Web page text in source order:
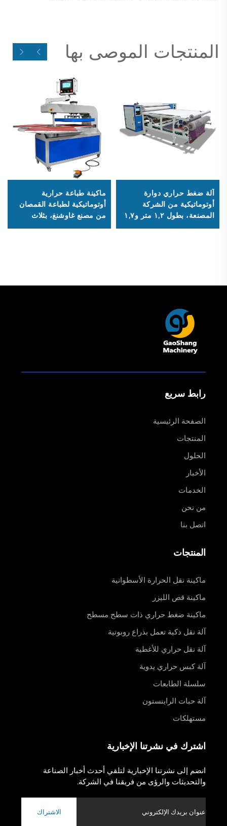
المنتجات الموصى بها
آلة ضغط حراري دوارة
أوتوماتيكية من الشركة
المصنعة، بطول ١,٢ متر و١,٧
متر و١,٩ متر و٢,١ متر و٢,٦
ماكينة طباعة حرارية
أوتوماتيكية لطباعة القمصان
من مصنع غاوشنغ، بثلاث
محطات، ماكينة نقل حراري
رابط سريع
الصفحة الرئيسية
المنتجات
الحلول
الأخبار
الخدمات
من نحن
اتصل بنا
المنتجات
ماكينة نقل الحرارة الأسطوانية
ماكينة قص الليزر
ماكينة ضغط حراري ذات سطح مسطح
آلة نقل ذكية تعمل بذراع روبوتية
آلة نقل حراري للأغطية
آلة كبس حراري يدوية
سلسلة الطابعات
آلة حبات الراينستون
مستهلكات
اشترك في نشرتنا الإخبارية
انضم إلى نشرتنا الإخبارية لتلقي أحدث أخبار الصناعة
والتحديثات والرؤى من فريقنا في الشركة.
الاشتراك